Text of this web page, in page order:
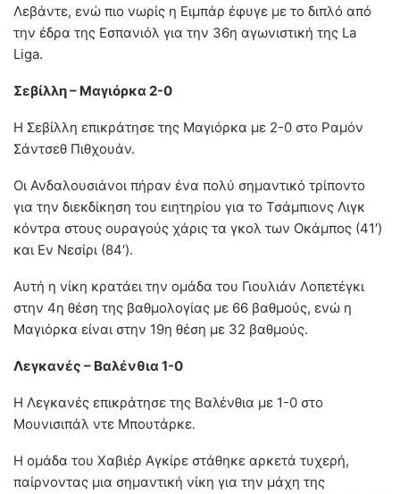
Λεβάντε, ενώ πιο νωρίς η Ειμπάρ έφυγε με το διπλό από
την έδρα της Εσπανιόλ για την 36η αγωνιστική της La
Liga.
Σεβίλλη – Μαγιόρκα 2-0
Η Σεβίλλη επικράτησε της Μαγιόρκα με 2-0 στο Ραμόν
Σάντσεθ Πιθχουάν.
Οι Ανδαλουσιάνοι πήραν ένα πολύ σημαντικό τρίποντο
για την διεκδίκηση του ειητηρίου για το Τσάμπιονς Λιγκ
κόντρα στους ουραγούς χάρις τα γκολ των Οκάμπος (41′)
και Εν Νεσίρι (84′).
Αυτή η νίκη κρατάει την ομάδα του Γιουλιάν Λοπετέγκι
στην 4η θέση της βαθμολογίας με 66 βαθμούς, ενώ η
Μαγιόρκα είναι στην 19η θέση με 32 βαθμούς.
Λεγκανές – Βαλένθια 1-0
Η Λεγκανές επικράτησε της Βαλένθια με 1-0 στο
Μουνισιπάλ ντε Μπουτάρκε.
Η ομάδα του Χαβιέρ Αγκίρε στάθηκε αρκετά τυχερή,
παίρνοντας μια σημαντική νίκη για την μάχη της